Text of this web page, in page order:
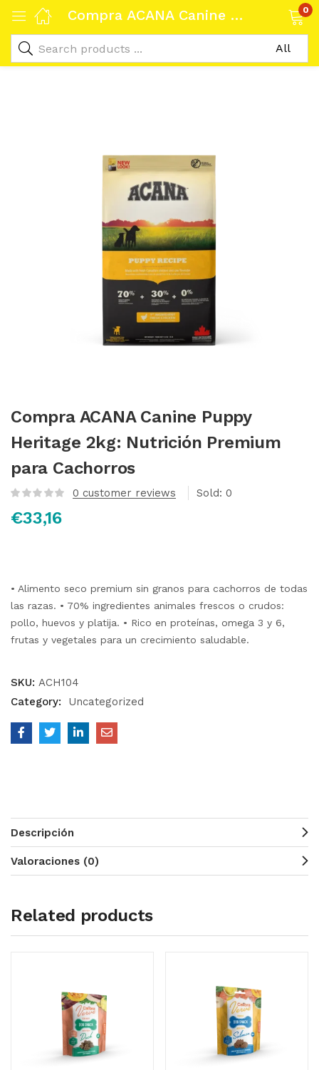
Compra ACANA Canine Puppy Heritage 2kg: Nutrición Premium para Cachorros 0
Compra ACANA Canine Puppy
Heritage 2kg: Nutrición Premium
para Cachorros
0 customer reviews Sold: 0
€33,16
• Alimento seco premium sin granos para cachorros de todas
las razas. • 70% ingredientes animales frescos o crudos:
pollo, huevos y platija. • Rico en proteínas, omega 3 y 6,
frutas y vegetales para un crecimiento saludable.
SKU: ACH104
Category:
Uncategorized
Descripción
Valoraciones (0)
Related products